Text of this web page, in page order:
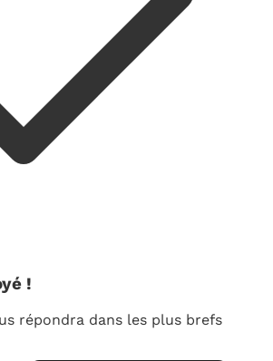
!
répondra dans les plus brefs